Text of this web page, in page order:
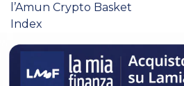
l’Amun Crypto Basket
Index